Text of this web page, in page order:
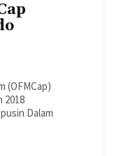
(OFMCap)
2018
Dalam